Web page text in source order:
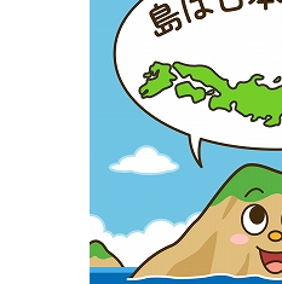
大学・短大以外の資料から請
専門学校の資料請求
留学・進学関連、塾・予備校